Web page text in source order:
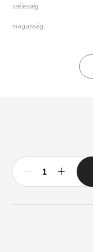
szélesség
magasság